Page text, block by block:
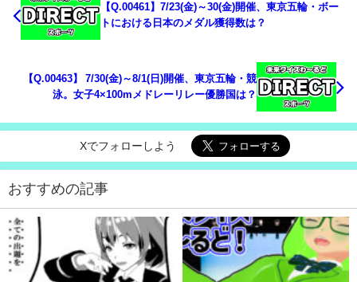
【Q.00461】7/23(金)～30(金)開催、東京五輪・ボー
トにおける日本のメダル獲得数は？
【Q.00463】 7/30(金)～8/1(日)開催、東京五輪・競
泳。女子4×100mメドレーリレー優勝国は？
Xでフォローしよう
おすすめの記事